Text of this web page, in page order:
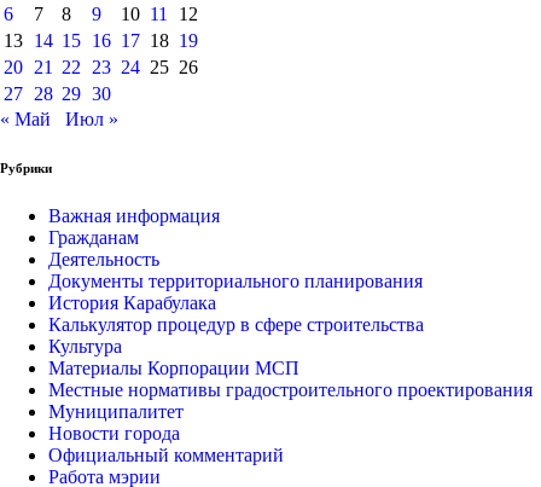
6
7 8 9 10 11
12
13 14 15 16 17 18 19
20 21 22 23 24 25 26
27 28 29 30
« Май
Июл »
Рубрики
Важная информация
Гражданам
Деятельность
Документы территориального планирования
История Карабулака
Калькулятор процедур в сфере строительства
Культура
Материалы Корпорации МСП
Местные нормативы градостроительного проектирования
Муниципалитет
Новости города
Официальный комментарий
Работа мэрии